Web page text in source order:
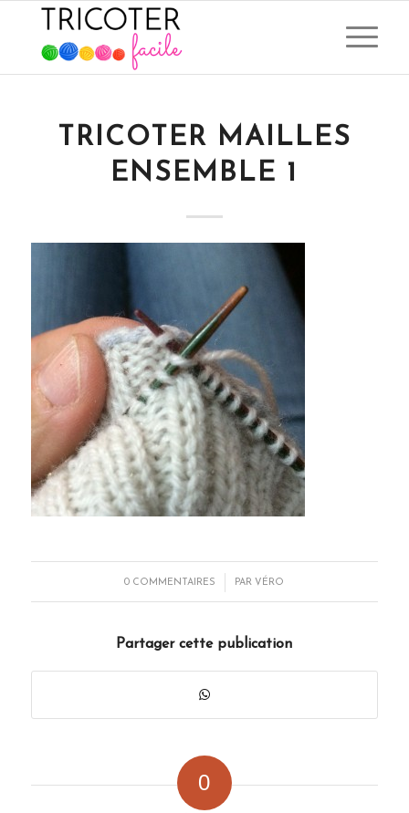
TRICOTER MAILLES
ENSEMBLE 1
0 COMMENTAIRES
/ PAR VÉRO
Partager cette publication
0